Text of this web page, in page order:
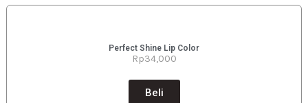
Perfect Shine Lip Color
Rp34,000
Beli